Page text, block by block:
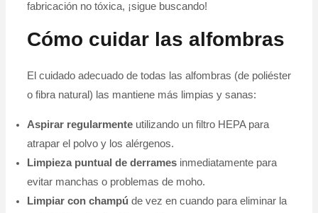
fabricación no tóxica, ¡sigue buscando!
Cómo cuidar las alfombras
El cuidado adecuado de todas las alfombras (de poliéster
o fibra natural) las mantiene más limpias y sanas:
Aspirar regularmenteutilizando un filtro HEPA para
atrapar el polvo y los alérgenos.
Limpieza puntual de derramesinmediatamente para
evitar manchas o problemas de moho.
Limpiar con champú de vez en cuando para eliminar la